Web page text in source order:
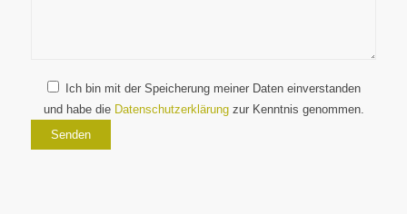
Ich bin mit der Speicherung meiner Daten einverstanden
und habe die Datenschutzerklärungzur Kenntnis genommen.